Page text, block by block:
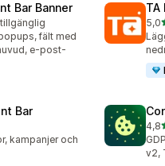
Bar Banner
fält med
e-post-
TA
5,0
Bar
kampanjer och
4,8
v2,